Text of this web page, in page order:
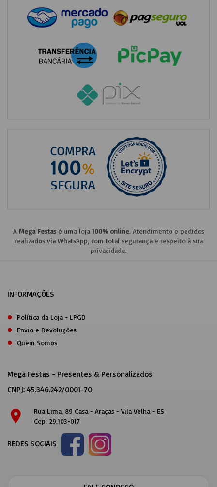
A Mega Festasé uma loja 100% online. Atendimento e pedidos
realizados via WhatsApp, com total segurança e respeito à sua
privacidade.
INFORMAÇÕES
Política da Loja - LPGD
Envio e Devoluções
Quem Somos
Mega Festas - Presentes & Personalizados
CNPJ: 45.346.242/0001-70
location_on
Rua Lima, 89 Casa - Araças - Vila Velha - ES
Cep: 29.103-017
REDES SOCIAIS